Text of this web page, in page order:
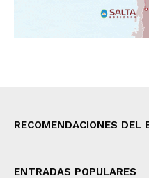
RECOMENDACIONES DEL
ENTRADAS POPULARES